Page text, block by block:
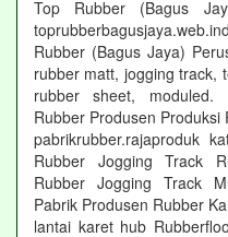
Top Rubber (Bagus
Rubber (Bagus Jaya)
rubber matt, jogging track,
rubber sheet, moduled.
Rubber Produsen Produksi
pabrikrubber.rajaproduk
Rubber Jogging Track
Rubber Jogging Track
Pabrik Produsen Rubber
lantai karet hub